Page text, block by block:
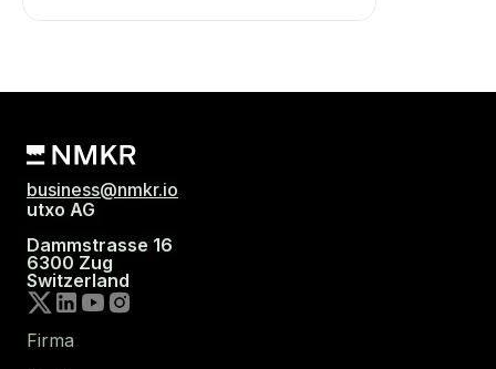
business@nmkr.io
utxo AG
Dammstrasse 16
6300 Zug
Switzerland
Firma